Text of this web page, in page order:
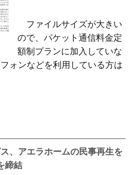
ファイルサイズが大きい
ので、パケット通信料金定
額制プランに加入していな
ォンなどを利用している方は
、アエラホームの民事再生を
締結